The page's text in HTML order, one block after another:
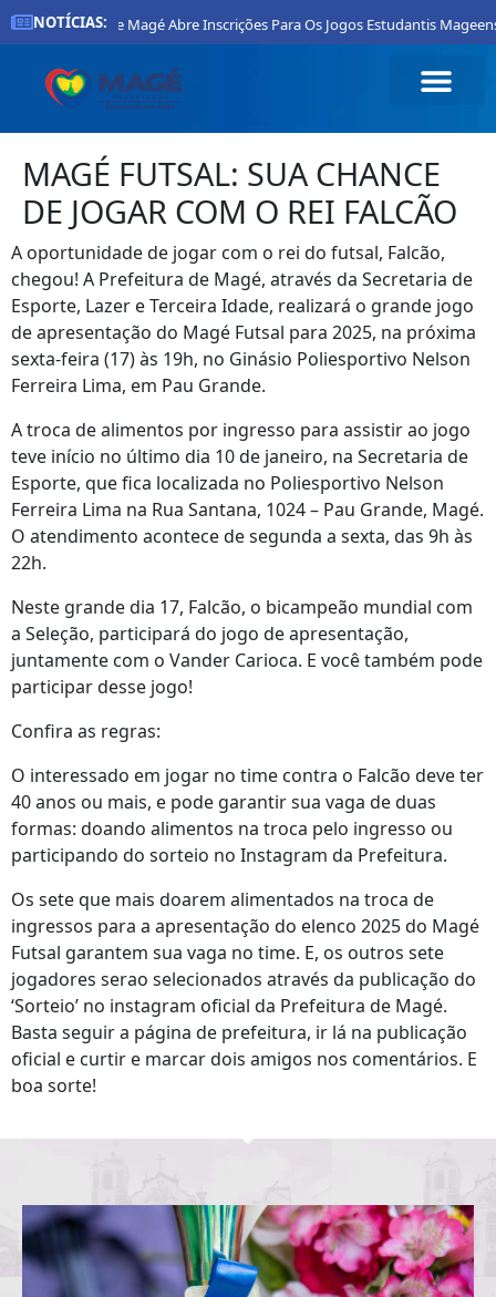
NOTÍCIAS:
Prefeitura De Magé Abre Inscrições Para Os Jogos Estudantis
MAGÉ FUTSAL: SUA CHANCE
DE JOGAR COM O REI FALCÃO
A oportunidade de jogar com o rei do futsal, Falcão,
chegou! A Prefeitura de Magé, através da Secretaria de
Esporte, Lazer e Terceira Idade, realizará o grande jogo
de apresentação do Magé Futsal para 2025, na próxima
sexta-feira (17) às 19h, no Ginásio Poliesportivo Nelson
Ferreira Lima, em Pau Grande.
A troca de alimentos por ingresso para assistir ao jogo
teve início no último dia 10 de janeiro, na Secretaria de
Esporte, que fica localizada no Poliesportivo Nelson
Ferreira Lima na Rua Santana, 1024 – Pau Grande, Magé.
O atendimento acontece de segunda a sexta, das 9h às
22h.
Neste grande dia 17, Falcão, o bicampeão mundial com
a Seleção, participará do jogo de apresentação,
juntamente com o Vander Carioca. E você também pode
participar desse jogo!
Confira as regras:
O interessado em jogar no time contra o Falcão deve ter
40 anos ou mais, e pode garantir sua vaga de duas
formas: doando alimentos na troca pelo ingresso ou
participando do sorteio no Instagram da Prefeitura.
Os sete que mais doarem alimentados na troca de
ingressos para a apresentação do elenco 2025 do Magé
Futsal garantem sua vaga no time. E, os outros sete
jogadores serao selecionados através da publicação do
‘Sorteio’ no instagram oficial da Prefeitura de Magé.
Basta seguir a página de prefeitura, ir lá na publicação
oficial e curtir e marcar dois amigos nos comentários. E
boa sorte!